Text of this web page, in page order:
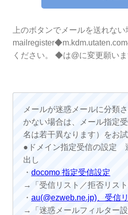
上のボタンでメールを送れない
ください。 ◆は@に変更願いま
メールが迷惑メールに分類
かない場合は、メール指定
名は若干異なります）をお試
●ドメイン指定受信の設定
出し
・ docomo 指定受信設定
→「受信リスト／拒否リスト
・ au(@ezweb.ne.jp)、受信
→「迷惑メールフィルター